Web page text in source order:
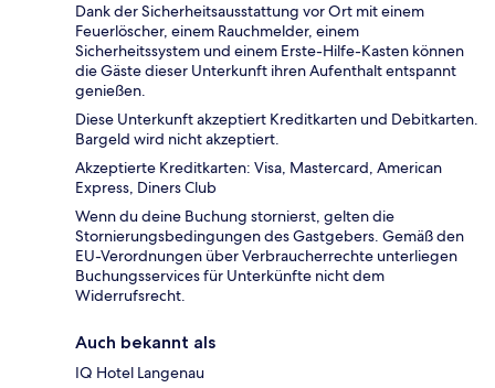
Dank der Sicherheitsausstattung vor Ort mit einem
Feuerlöscher, einem Rauchmelder, einem
Sicherheitssystem und einem Erste-Hilfe-Kasten können
die Gäste dieser Unterkunft ihren Aufenthalt entspannt
genießen.
Diese Unterkunft akzeptiert Kreditkarten und Debitkarten.
Bargeld wird nicht akzeptiert.
Akzeptierte Kreditkarten: Visa, Mastercard, American
Express, Diners Club
Wenn du deine Buchung stornierst, gelten die
Stornierungsbedingungen des Gastgebers. Gemäß den
EU-Verordnungen über Verbraucherrechte unterliegen
Buchungsservices für Unterkünfte nicht dem
Widerrufsrecht.
Auch bekannt als
IQ Hotel Langenau